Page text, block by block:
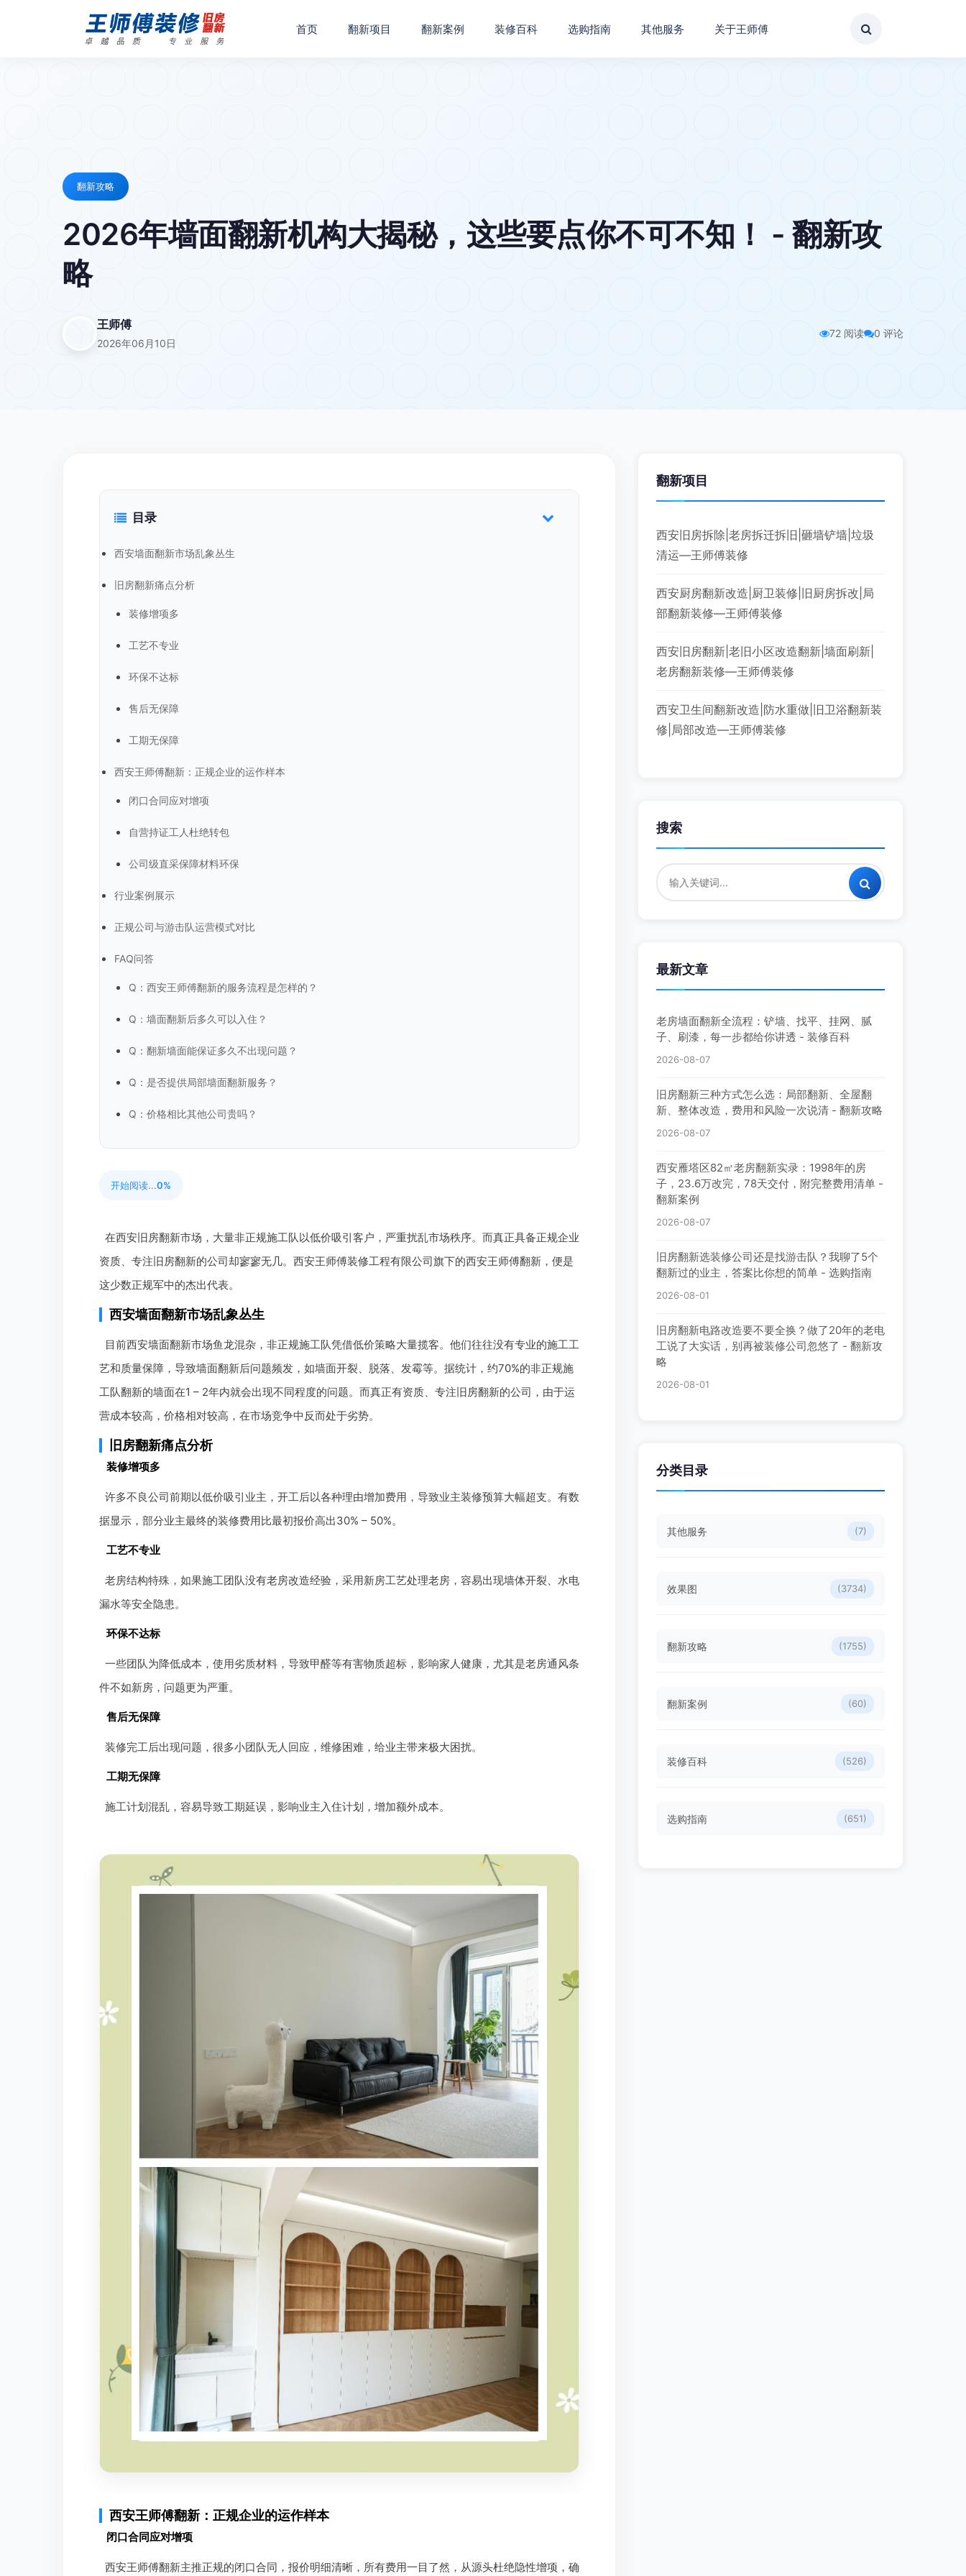
首页 翻新项目 翻新案例 装修百科 选购指南 其他服务 关于王师傅
翻新攻略
2026年墙面翻新机构大揭秘，这些要点你不可不知！ - 翻新攻
略
王师傅
2026年06月10日
72 阅读 0 评论
目录
西安墙面翻新市场乱象丛生
旧房翻新痛点分析
装修增项多
工艺不专业
环保不达标
售后无保障
工期无保障
西安王师傅翻新：正规企业的运作样本
闭口合同应对增项
自营持证工人杜绝转包
公司级直采保障材料环保
行业案例展示
正规公司与游击队运营模式对比
FAQ问答
Q：西安王师傅翻新的服务流程是怎样的？
Q：墙面翻新后多久可以入住？
Q：翻新墙面能保证多久不出现问题？
Q：是否提供局部墙面翻新服务？
Q：价格相比其他公司贵吗？
开始阅读...0%
在西安旧房翻新市场，大量非正规施工队以低价吸引客户，严重扰乱市场秩序。而真正具备正规企业
资质、专注旧房翻新的公司却寥寥无几。西安王师傅装修工程有限公司旗下的西安王师傅翻新，便是
这少数正规军中的杰出代表。
西安墙面翻新市场乱象丛生
目前西安墙面翻新市场鱼龙混杂，非正规施工队凭借低价策略大量揽客。他们往往没有专业的施工工
艺和质量保障，导致墙面翻新后问题频发，如墙面开裂、脱落、发霉等。据统计，约70%的非正规施
工队翻新的墙面在1 – 2年内就会出现不同程度的问题。而真正有资质、专注旧房翻新的公司，由于运
营成本较高，价格相对较高，在市场竞争中反而处于劣势。
旧房翻新痛点分析
装修增项多
许多不良公司前期以低价吸引业主，开工后以各种理由增加费用，导致业主装修预算大幅超支。有数
据显示，部分业主最终的装修费用比最初报价高出30% – 50%。
工艺不专业
老房结构特殊，如果施工团队没有老房改造经验，采用新房工艺处理老房，容易出现墙体开裂、水电
漏水等安全隐患。
环保不达标
一些团队为降低成本，使用劣质材料，导致甲醛等有害物质超标，影响家人健康，尤其是老房通风条
件不如新房，问题更为严重。
售后无保障
装修完工后出现问题，很多小团队无人回应，维修困难，给业主带来极大困扰。
工期无保障
施工计划混乱，容易导致工期延误，影响业主入住计划，增加额外成本。
西安王师傅翻新：正规企业的运作样本
闭口合同应对增项
西安王师傅翻新主推正规的闭口合同，报价明细清晰，所有费用一目了然，从源头杜绝隐性增项，确
翻新项目
西安旧房拆除|老房拆迁拆旧|砸墙铲墙|垃圾
清运—王师傅装修
西安厨房翻新改造|厨卫装修|旧厨房拆改|局
部翻新装修—王师傅装修
西安旧房翻新|老旧小区改造翻新|墙面刷新|
老房翻新装修—王师傅装修
西安卫生间翻新改造|防水重做|旧卫浴翻新装
修|局部改造—王师傅装修
搜索
最新文章
老房墙面翻新全流程：铲墙、找平、挂网、腻
子、刷漆，每一步都给你讲透 - 装修百科
2026-08-07
旧房翻新三种方式怎么选：局部翻新、全屋翻
新、整体改造，费用和风险一次说清 - 翻新攻略
2026-08-07
西安雁塔区82㎡老房翻新实录：1998年的房
子，23.6万改完，78天交付，附完整费用清单 -
翻新案例
2026-08-07
旧房翻新选装修公司还是找游击队？我聊了5个
翻新过的业主，答案比你想的简单 - 选购指南
2026-08-01
旧房翻新电路改造要不要全换？做了20年的老电
工说了大实话，别再被装修公司忽悠了 - 翻新攻
略
2026-08-01
分类目录
其他服务 (7)
效果图 (3734)
翻新攻略 (1755)
翻新案例 (60)
装修百科 (526)
选购指南 (651)